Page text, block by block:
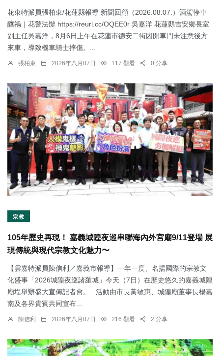
花東特派員張柏東/花蓮縣報導 新聞回顧（2026.08.07.）酒駕停車
釀禍｜花警法辦 https://reurl.cc/OQEE0r 吳嘉洋 花蓮縣吉安鄉長室
副主任吳嘉洋，8月6日上午在花蓮市德安二街因開車門未注意後方
來車，導致機車騎士摔傷。...
張柏東 2026年八月07日 117 觀看 0 分享
宗教
105年歷史再現！ 嘉義城隍夜巡串聯海內外宮廟9/11登場 展
現傳統與現代宗教文化魅力〜
【雲嘉特派員陳信利／嘉義市報導】一年一度、名揚國際的宗教文
化盛事「2026城隍夜巡諸羅城」今天（7日）在歷史悠久的嘉義城隍
廟埕舉辦盛大宣傳記者會。 活動由市長黃敏惠、城隍廟董事長楊嘉
南及各界貴賓共同宣布...
陳信利 2026年八月07日 216 觀看 2 分享